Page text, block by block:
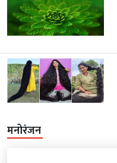
मनोरंजन